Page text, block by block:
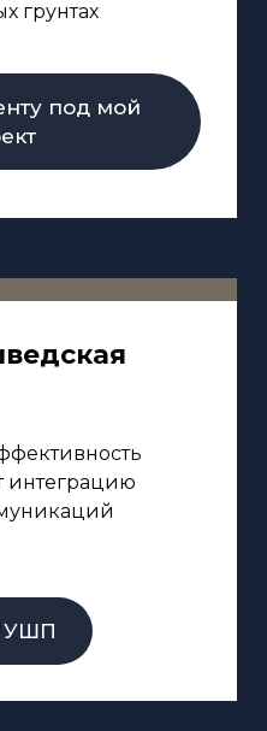
грунтах
под мой
интеграцию
УШП